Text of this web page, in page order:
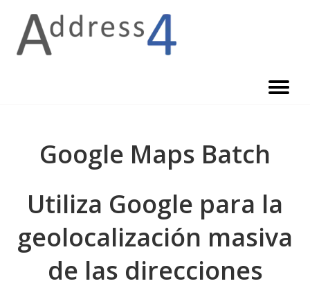
content
Google Maps Batch
Utiliza Google para la
geolocalización masiva
de las direcciones